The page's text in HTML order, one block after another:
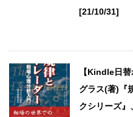
[21/10/31]
【Kindle日
グラス(著)『
クシリーズ』